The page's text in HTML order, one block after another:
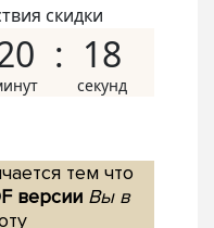
скидки
17
тем что
версии Вы в